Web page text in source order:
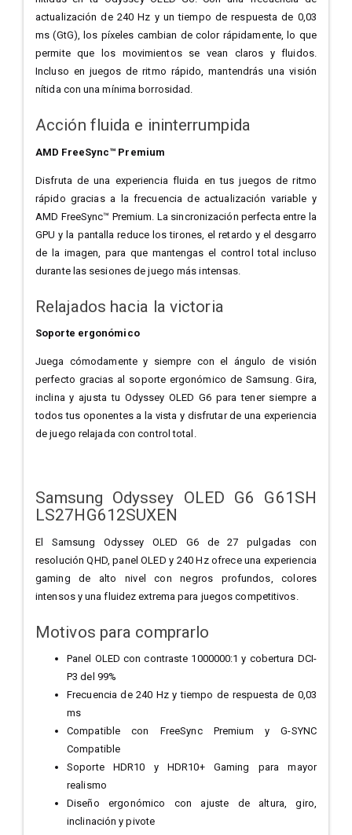
actualización de 240 Hz y un tiempo de respuesta de 0,03
ms (GtG), los píxeles cambian de color rápidamente, lo que
permite que los movimientos se vean claros y fluidos.
Incluso en juegos de ritmo rápido, mantendrás una visión
nítida con una mínima borrosidad.
Acción fluida e ininterrumpida
AMD FreeSync™ Premium
Disfruta de una experiencia fluida en tus juegos de ritmo
rápido gracias a la frecuencia de actualización variable y
AMD FreeSync™ Premium. La sincronización perfecta entre la
GPU y la pantalla reduce los tirones, el retardo y el desgarro
de la imagen, para que mantengas el control total incluso
durante las sesiones de juego más intensas.
Relajados hacia la victoria
Soporte ergonómico
Juega cómodamente y siempre con el ángulo de visión
perfecto gracias al soporte ergonómico de Samsung. Gira,
inclina y ajusta tu Odyssey OLED G6 para tener siempre a
todos tus oponentes a la vista y disfrutar de una experiencia
de juego relajada con control total.
Samsung Odyssey OLED G6 G61SH
LS27HG612SUXEN
El Samsung Odyssey OLED G6 de 27 pulgadas con
resolución QHD, panel OLED y 240 Hz ofrece una experiencia
gaming de alto nivel con negros profundos, colores
intensos y una fluidez extrema para juegos competitivos.
Motivos para comprarlo
Panel OLED con contraste 1000000:1 y cobertura DCI-
P3 del 99%
Frecuencia de 240 Hz y tiempo de respuesta de 0,03
ms
Compatible con FreeSync Premium y G-SYNC
Compatible
Soporte HDR10 y HDR10+ Gaming para mayor
realismo
Diseño ergonómico con ajuste de altura, giro,
inclinación y pivote